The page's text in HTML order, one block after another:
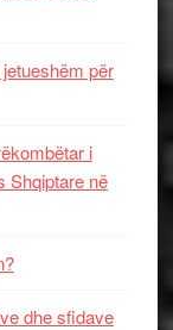
për
i
Shqiptare në
dhe sfidave